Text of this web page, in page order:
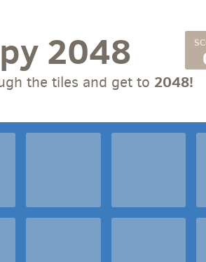
2048
the tiles and get to 2048!